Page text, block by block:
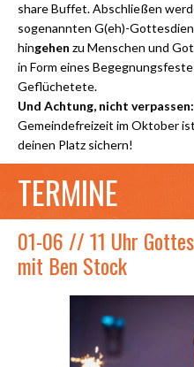
share Buffet. Abschließen
sogenannten G(eh)-
hingehen zu Menschen und
in Form eines
Geflüchetete.
Und Achtung, nicht verpassen:
Gemeindefreizeit im Oktober
deinen Platz sichern!
TERMINE
01-06 // 11 Uhr
mit Ben Stock